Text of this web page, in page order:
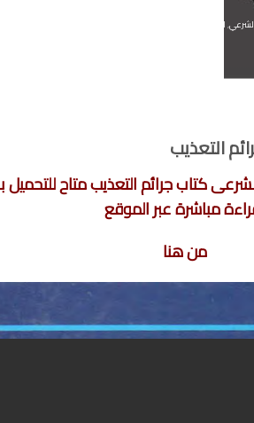
,المدونة القانونية
التعذيب
مباشرة عبر الموقع
من هنا